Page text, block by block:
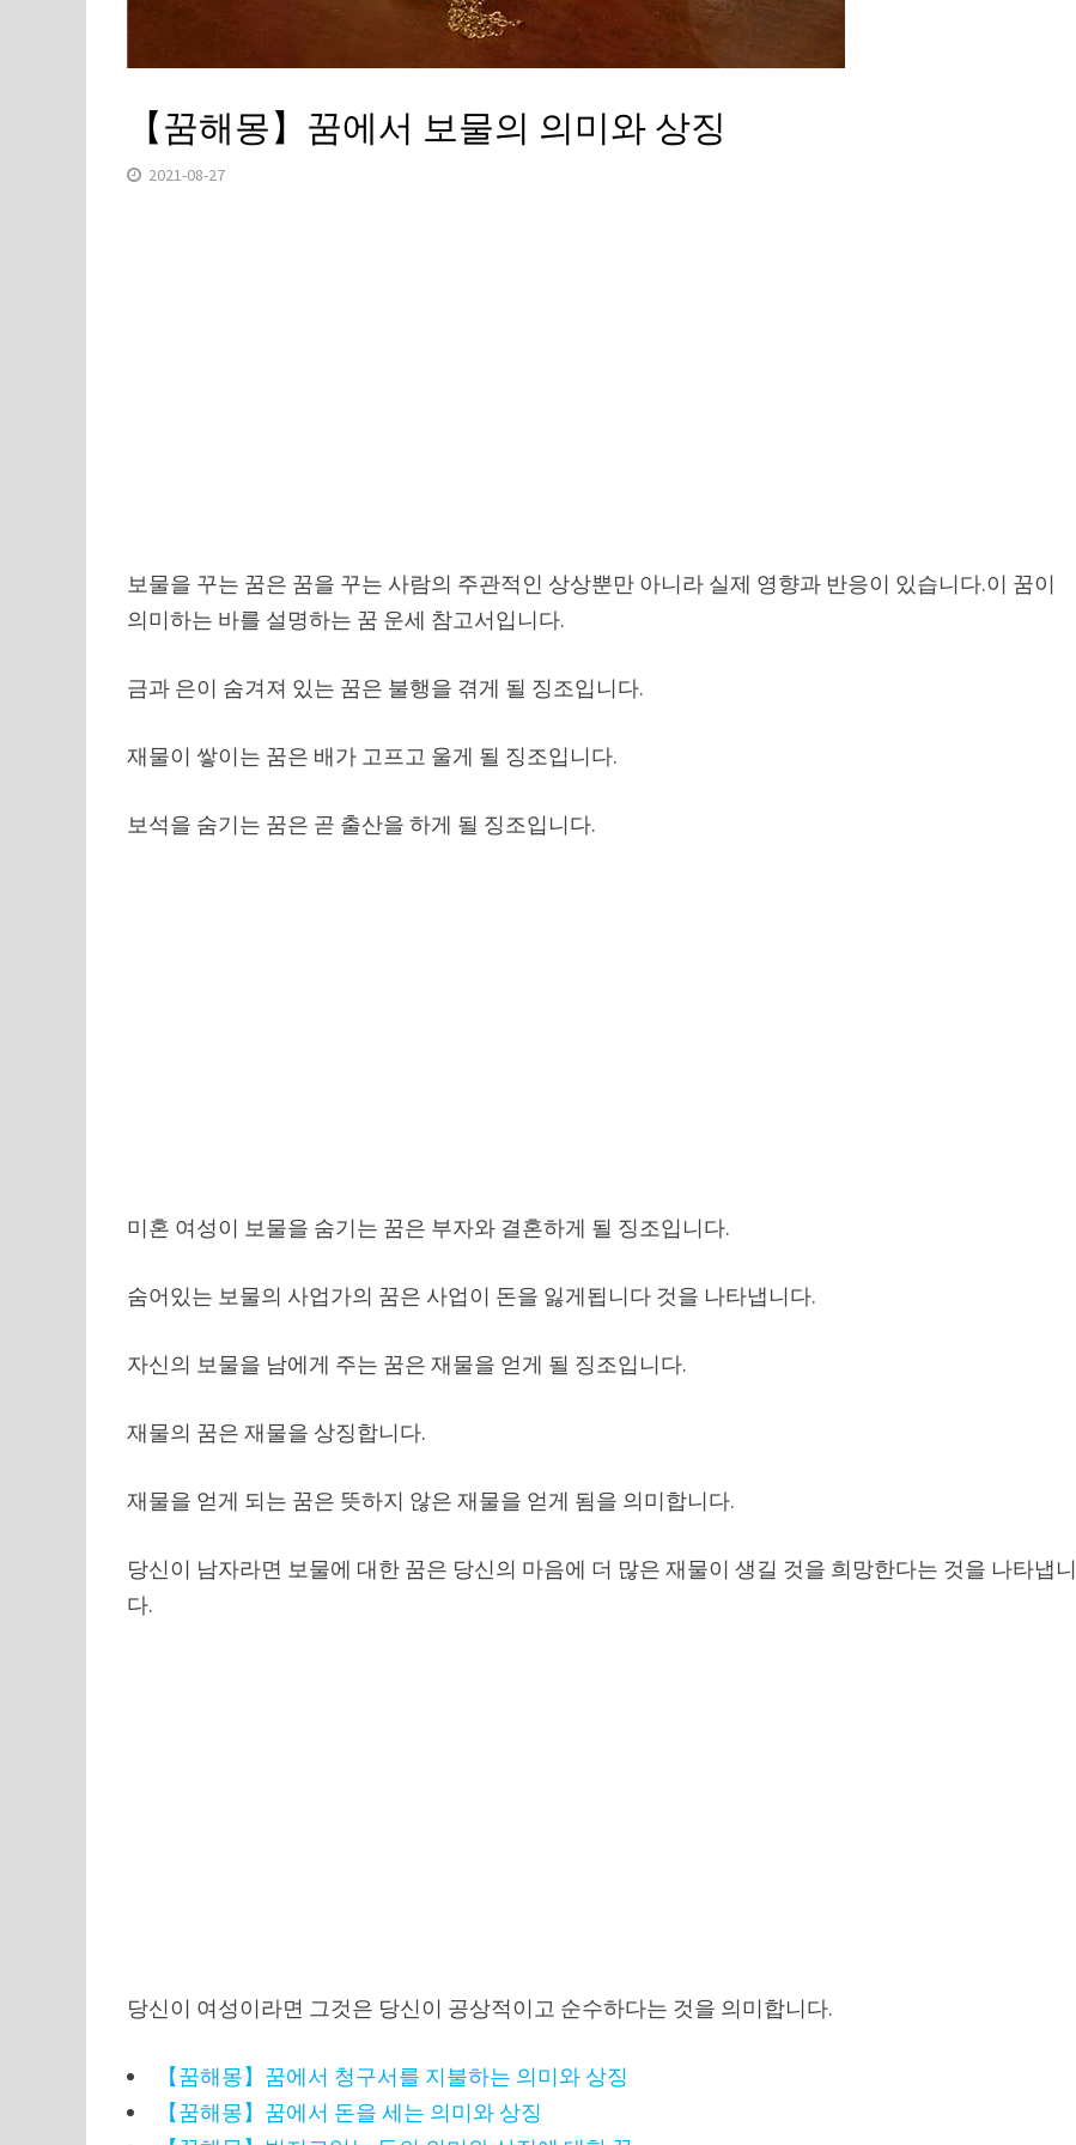
【꿈해몽】꿈에서 보물의 의미와 상징
2021-08-27
보물을 꾸는 꿈은 꿈을 꾸는 사람의 주관적인 상상뿐만 아니라 실제 영향과 반응이 있습니다.이 꿈이
의미하는 바를 설명하는 꿈 운세 참고서입니다.
금과 은이 숨겨져 있는 꿈은 불행을 겪게 될 징조입니다.
재물이 쌓이는 꿈은 배가 고프고 울게 될 징조입니다.
보석을 숨기는 꿈은 곧 출산을 하게 될 징조입니다.
미혼 여성이 보물을 숨기는 꿈은 부자와 결혼하게 될 징조입니다.
숨어있는 보물의 사업가의 꿈은 사업이 돈을 잃게됩니다 것을 나타냅니다.
자신의 보물을 남에게 주는 꿈은 재물을 얻게 될 징조입니다.
재물의 꿈은 재물을 상징합니다.
재물을 얻게 되는 꿈은 뜻하지 않은 재물을 얻게 됨을 의미합니다.
당신이 남자라면 보물에 대한 꿈은 당신의 마음에 더 많은 재물이 생길 것을 희망한다는 것을 나타냅니
다.
당신이 여성이라면 그것은 당신이 공상적이고 순수하다는 것을 의미합니다.
【꿈해몽】꿈에서 청구서를 지불하는 의미와 상징
【꿈해몽】꿈에서 돈을 세는 의미와 상징